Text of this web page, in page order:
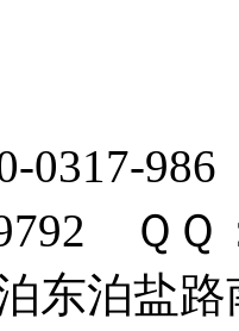
0317-
ＱＱ
东泊盐